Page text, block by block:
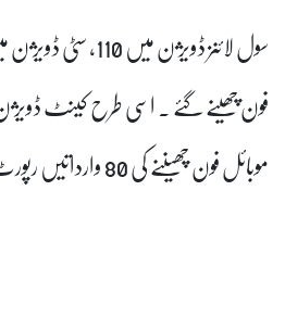
موبائل فون چھیننے کی 80 وارداتیں رپورٹ ہوئیں ۔